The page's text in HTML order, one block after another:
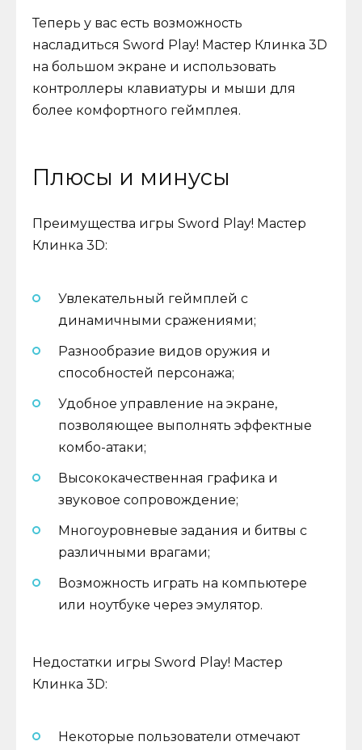
Теперь у вас есть возможность
насладиться Sword Play! Мастер Клинка 3D
на большом экране и использовать
контроллеры клавиатуры и мыши для
более комфортного геймплея.
Плюсы и минусы
Преимущества игры Sword Play! Мастер
Клинка 3D:
Увлекательный геймплей с
динамичными сражениями;
Разнообразие видов оружия и
способностей персонажа;
Удобное управление на экране,
позволяющее выполнять эффектные
комбо-атаки;
Высококачественная графика и
звуковое сопровождение;
Многоуровневые задания и битвы с
различными врагами;
Возможность играть на компьютере
или ноутбуке через эмулятор.
Недостатки игры Sword Play! Мастер
Клинка 3D:
Некоторые пользователи отмечают